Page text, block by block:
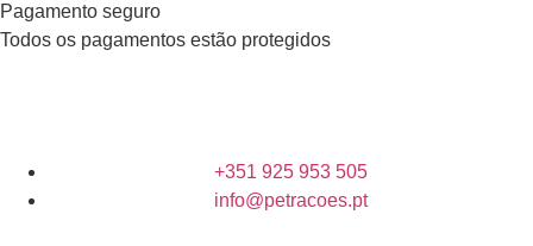
Pagamento seguro
Todos os pagamentos estão protegidos
+351 925 953 505
info@petracoes.pt